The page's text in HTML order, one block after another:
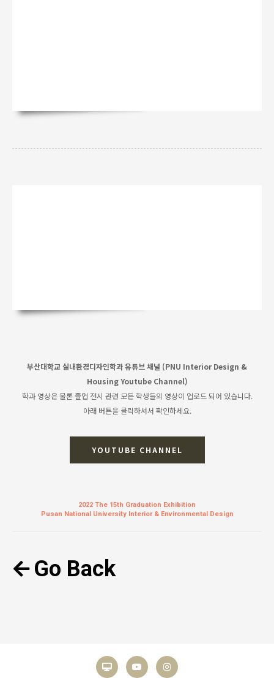
부산대학교 실내환경디자인학과 유튜브 채널 (PNU Interior Design &
Housing Youtube Channel)
학과 영상은 물론 졸업 전시 관련 모든 학생들의 영상이 업로드 되어 있습니다.
아래 버튼을 클릭하셔서 확인하세요.
YOUTUBE CHANNEL
2022 The 15th Graduation Exhibition
Pusan National University Interior & Environmental Design
Go Back